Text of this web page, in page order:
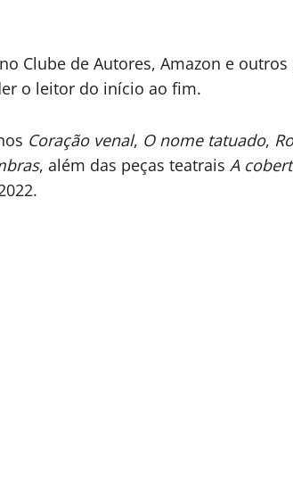
Clube de Autores, Amazon e
o leitor do início ao fim.
Coração venal, O nome tatuado,
, além das peças teatrais A